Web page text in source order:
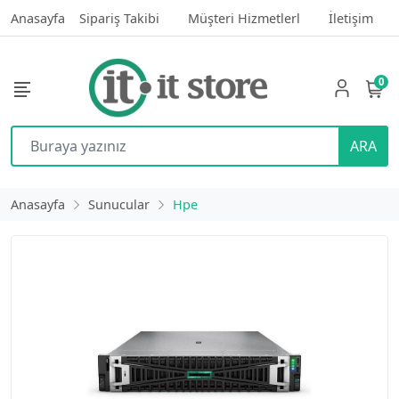
Anasayfa Sipariş Takibi Müşteri Hizmetlerl İletişim
ARA
0
Anasayfa Sunucular Hpe